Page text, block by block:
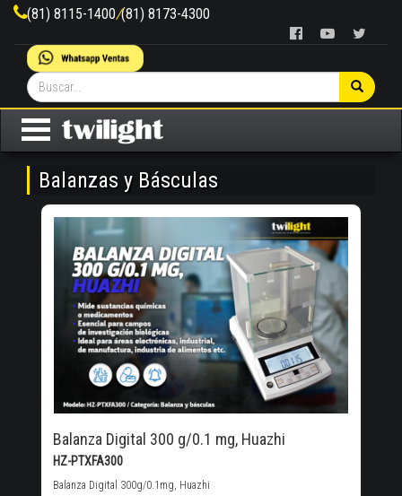
(81) 8115-1400/(81) 8173-4300
Balanzas y Básculas
Balanza Digital 300 g/0.1 mg, Huazhi
HZ-PTXFA300
Balanza Digital 300g/0.1mg, Huazhi